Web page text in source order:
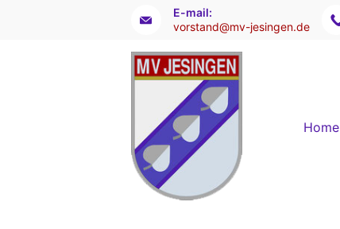
E-mail:
vorstand@mv-jesingen.de
Home